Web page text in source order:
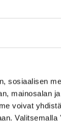
sosiaalisen
mainosalan
voivat